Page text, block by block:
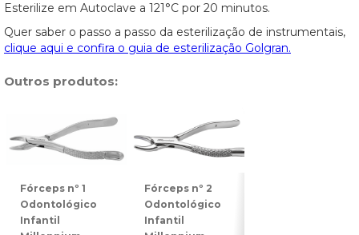
Esterilize em Autoclave a 121°C por 20 minutos.
Quer saber o passo a passo da esterilização de instrumentais,
clique aqui e confira o guia de esterilização Golgran.
Outros produtos:
Fórceps nº 1
Odontológico
Infantil
Fórceps nº 2
Odontológico
Infantil